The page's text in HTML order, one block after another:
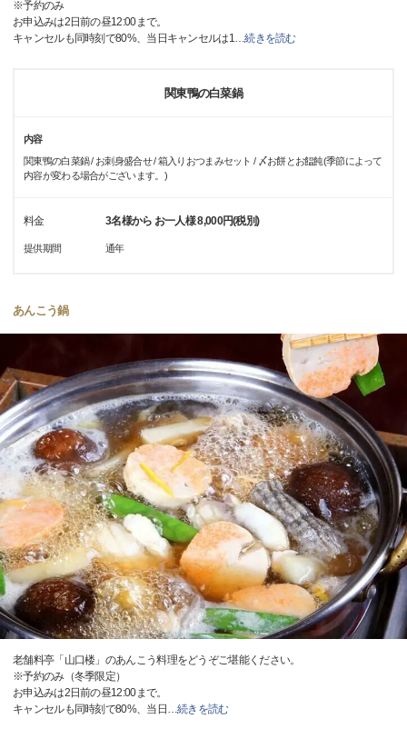
※予約のみ
お申込みは2日前の昼12:00まで。
キャンセルも同時刻で80%、当日キャンセルは1…続きを読む
関東鴨の白菜鍋
内容
関東鴨の白菜鍋 / お刺身盛合せ / 箱入りおつまみセット / 〆お餅とお饂飩(季節によって
内容が変わる場合がございます。)
料金 3名様から お一人様 8,000円(税別)
提供期間 通年
あんこう鍋
老舗料亭「山口楼」のあんこう料理をどうぞご堪能ください。
※予約のみ（冬季限定）
お申込みは2日前の昼12:00まで。
キャンセルも同時刻で80%、当日 …続きを読む